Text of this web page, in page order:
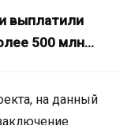
выплатили
500 млн…
на данный